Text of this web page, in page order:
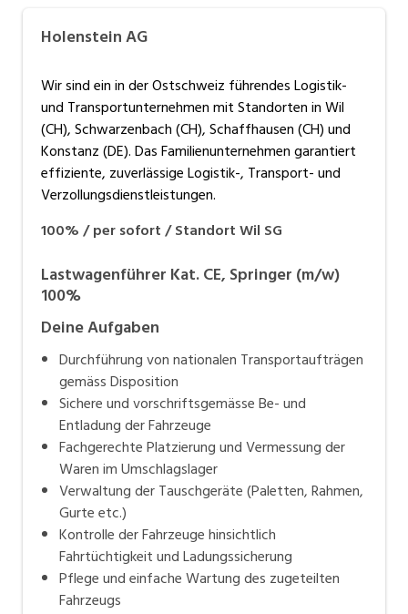
Verkauf, Handel, Kundenberatung,
Aussendienst
Sicherheit, Rettung, Polizei, Zoll
Wirsind ein in der Ostschweiz führendes Logistik-
(CH),
Schwarzenbach (CH), Schaffhausen (CH) und
Konstanz (DE). Moderne Technologien für
Lagerlogistik und
Transportabwicklung, 75'000 m2 Lagerfläche mit
rund 100´000 Palettenplätzen, flexible Block- und
motivierte Mitarbeitende und rund 130 Fahrzeuge –
damit garantiert das 1898 gegründete
Familienunternehmen effiziente und zuverlässige
leistungen.
Holenstein AG
Wir sind ein in der Ostschweiz führendes Logistik-
und Transportunternehmen mit Standorten in Wil
(CH), Schwarzenbach (CH), Schaffhausen (CH) und
Konstanz (DE). Das Familienunternehmen garantiert
effiziente, zuverlässige Logistik-, Transport- und
Verzollungsdienstleistungen.
100% / per sofort / Standort Wil SG
Lastwagenführer Kat. CE, Springer (m/w)
100%
Deine Aufgaben
Durchführung von nationalen Transportaufträgen
gemäss Disposition
Sichere und vorschriftsgemässe Be- und
Entladung der Fahrzeuge
Fachgerechte Platzierung und Vermessung der
Waren im Umschlagslager
Verwaltung der Tauschgeräte (Paletten, Rahmen,
Gurte etc.)
Kontrolle der Fahrzeuge hinsichtlich
Fahrtüchtigkeit und Ladungssicherung
Pflege und einfache Wartung des zugeteilten
Fahrzeugs